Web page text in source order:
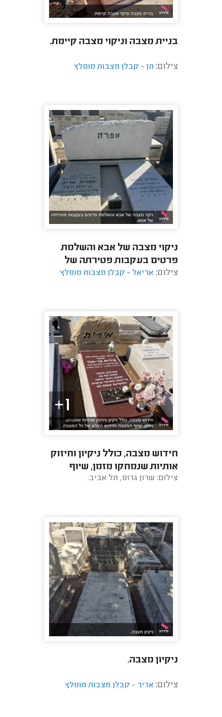
בניית מצבה וניקוי מצבה קיימת.
צילום: חן - קבלן מצבות מומלץ
ניקוי מצבה של אבא והשלמת
פרטים בעקבות פטירתה של
אמא.
צילום: אריאל - קבלן מצבות מומלץ
1+
חידוש מצבה, כולל ניקיון וחיזוק
אותיות שנמחקו מזמן, שיוף
המצבה וחידוש הצבע של כל
צילום: שרון גרוס, תל אביב.
ניקיון מצבה.
צילום: אדיר - קבלן מצבות מומלץ